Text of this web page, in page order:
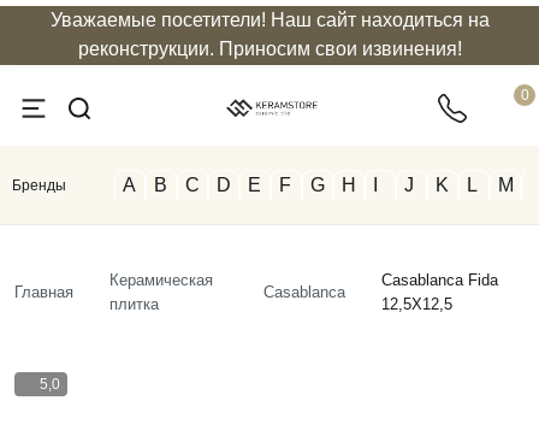
info@keramstore.ru 8 800
Уважаемые посетители! Наш сайт находиться на
реконструкции. Приносим свои извинения!
0
Бренды A B C D E F G H J K L M
Главная
Керамическая
плитка
Casablanca
Casablanca Fida
12,5X12,5
5,0